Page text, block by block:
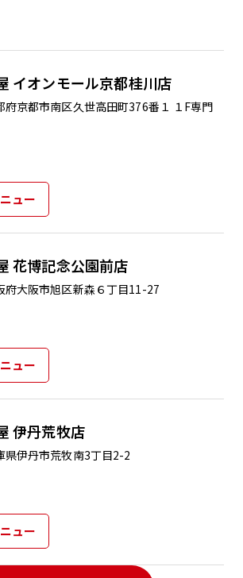
イオンモール京都桂川店
府京都市南区久世高田町376番１ １F専門
ュー
花博記念公園前店
府大阪市旭区新森６丁目11-27
ュー
伊丹荒牧店
県伊丹市荒牧南3丁目2-2
ュー